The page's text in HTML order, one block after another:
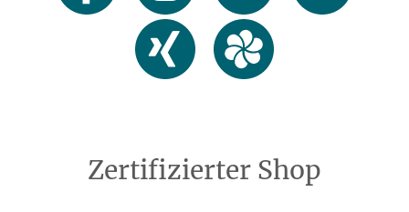
Zertifizierter Shop